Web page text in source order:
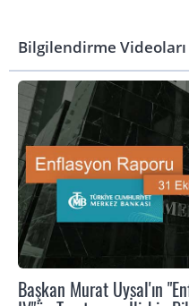
Bilgilendirme
Başkan Murat Uysal'ın